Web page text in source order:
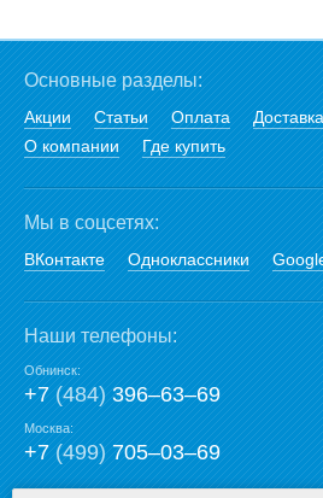
Основные разделы:
Акции Статьи Оплата Доставка
О компании
Где купить
Мы в соцсетях:
ВКонтакте Одноклассники
Наши телефоны:
Обнинск:
+7(484)396‒63‒69
Москва:
+7(499)705‒03‒69